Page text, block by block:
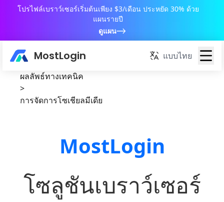
โปรไฟล์เบราว์เซอร์เริ่มต้นเพียง $3/เดือน ประหยัด 30% ด้วย
แผนรายปี
ดูแผน
MostLogin แบบไทย
ผลลัพธ์ทางเทคนิค
>
การจัดการโซเชียลมีเดีย
MostLogin
โซลูชันเบราว์เซอร์